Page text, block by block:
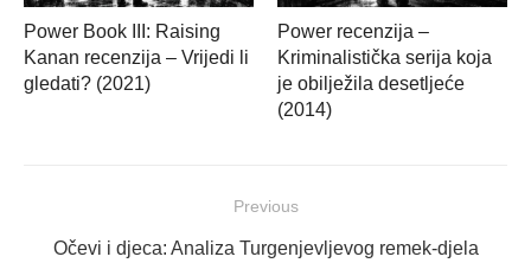
Power Book III: Raising
Kanan recenzija – Vrijedi li
gledati? (2021)
Power recenzija –
Kriminalistička serija koja
je obilježila desetljeće
(2014)
objava
Previous
Previous
Očevi i djeca: Analiza Turgenjevljevog remek-djela